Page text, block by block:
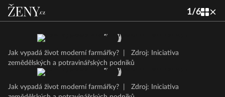
1/6
Jak vypadá život moderní farmářky?
Zdroj: Iniciativa
zemědělských a potravinářských podniků
Jak vypadá život moderní farmářky?
Zdroj: Iniciativa